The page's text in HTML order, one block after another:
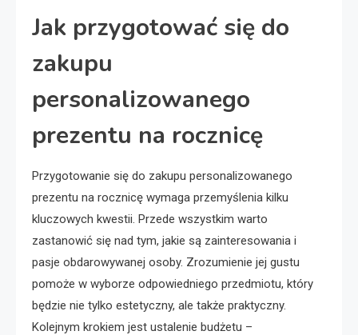
Jak przygotować się do
zakupu
personalizowanego
prezentu na rocznicę
Przygotowanie się do zakupu personalizowanego
prezentu na rocznicę wymaga przemyślenia kilku
kluczowych kwestii. Przede wszystkim warto
zastanowić się nad tym, jakie są zainteresowania i
pasje obdarowywanej osoby. Zrozumienie jej gustu
pomoże w wyborze odpowiedniego przedmiotu, który
będzie nie tylko estetyczny, ale także praktyczny.
Kolejnym krokiem jest ustalenie budżetu –